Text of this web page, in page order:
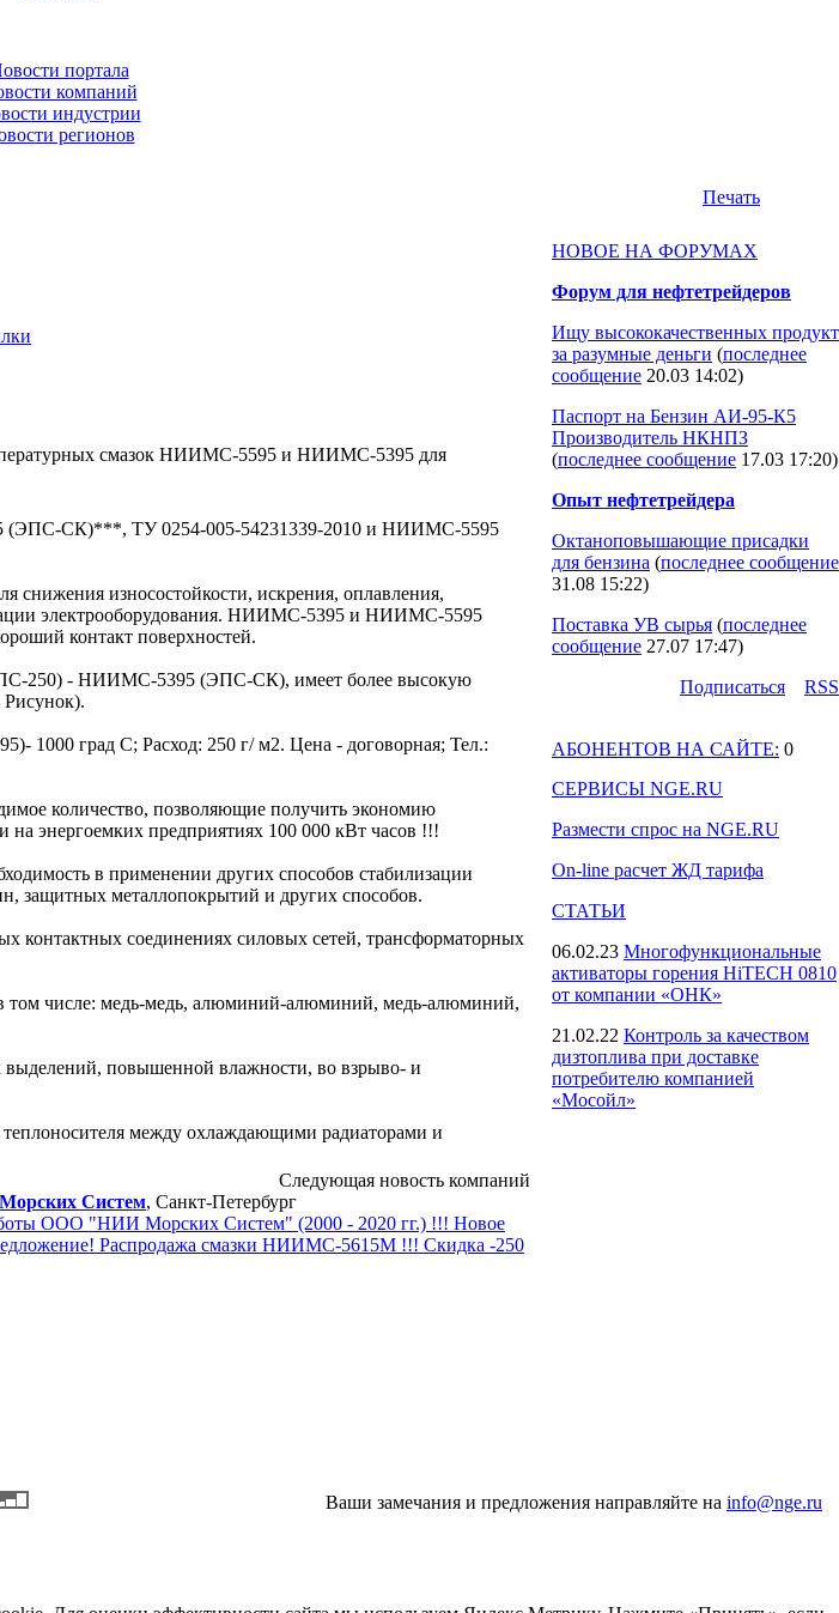
портала
компаний
индустрии
регионов
Печать
смазок НИИМС-5595 и НИИМС-5395 для
(ЭПС-СК)***, ТУ 0254-005-54231339-2010 и НИИМС-5595
износостойкости, искрения, оплавления,
электрооборудования. НИИМС-5395 и НИИМС-5595
контакт поверхностей.
250) - НИИМС-5395 (ЭПС-СК), имеет более высокую
Рисунок).
1000 град С; Расход: 250 г/ м2. Цена - договорная; Тел.:
количество, позволяющие получить экономию
энергоемких предприятиях 100 000 кВт часов !!!
в применении других способов стабилизации
защитных металлопокрытий и других способов.
соединениях силовых сетей, трансформаторных
числе: медь-медь, алюминий-алюминий, медь-алюминий,
повышенной влажности, во взрыво- и
между охлаждающими радиаторами и
Следующая новость компаний
Систем, Санкт-Петербург
ООО "НИИ Морских Систем" (2000 - 2020 гг.) !!! Новое
Распродажа смазки НИИМС-5615М !!! Скидка -250
НОВОЕ НА ФОРУМАХ
Форум для нефтетрейдеров
Ищу высококачественных продукт
за разумные деньги (последнее
сообщение 20.03 14:02)
Паспорт на Бензин АИ-95-К5
Производитель НКНПЗ
(последнее сообщение 17.03 17:20)
Опыт нефтетрейдера
Октаноповышающие присадки
для бензина (последнее сообщение
31.08 15:22)
Поставка УВ сырья (последнее
сообщение 27.07 17:47)
Подпиcаться
RSS
АБОНЕНТОВ НА САЙТЕ: 0
СЕРВИСЫ NGE.RU
Размести спрос на NGE.RU
On-line расчет ЖД тарифа
СТАТЬИ
06.02.23 Многофункциональные
активаторы горения HiTECH 0810
от компании «ОНК»
21.02.22 Контроль за качеством
дизтоплива при доставке
потребителю компанией
«Мосойл»
Ваши замечания и предложения направляйте на info@nge.ru